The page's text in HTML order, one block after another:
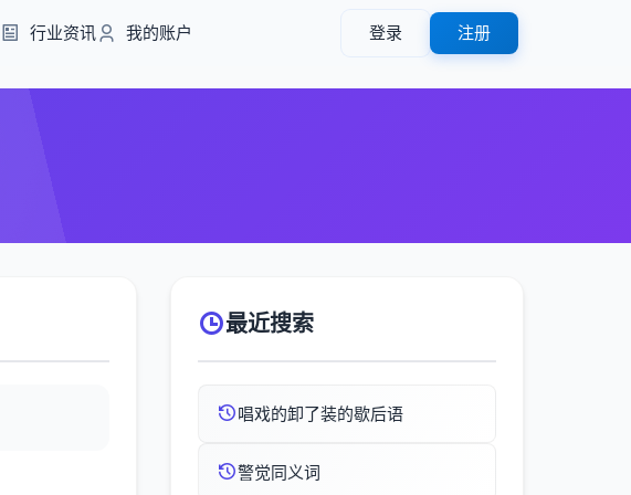
行业资讯 我的账户 登录 注册
最近搜索
唱戏的卸了装的歇后语
警觉同义词